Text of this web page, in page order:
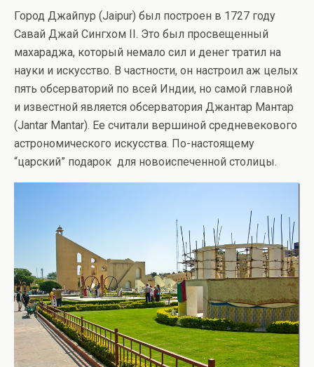
Город Джайпур (Jaipur) был построен в 1727 году
Савай Джай Сингхом II. Это был просвещенный
махараджа, который немало сил и денег тратил на
науки и искусство. В частности, он настроил аж целых
пять обсерваторий по всей Индии, но самой главной
и известной является обсерватория Джантар Мантар
(Jantar Mantar). Ее считали вершиной средневекового
астрономического искусства. По-настоящему
“царский” подарок для новоиспеченной столицы.